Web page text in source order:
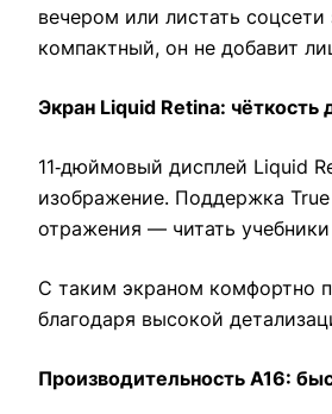
вечером или листать
компактный, он не добавит
Экран Liquid Retina: чёткость
11‑дюймовый дисплей Liquid
изображение. Поддержка
отражения — читать
С таким экраном комфортно
благодаря высокой
Производительность A16: